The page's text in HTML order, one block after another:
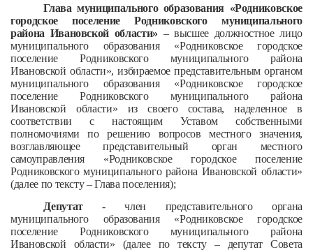
Глава муниципального образования «Родниковское
городское поселение Родниковского муниципального
района Ивановской области» – высшее должностное лицо
муниципального образования «Родниковское городское
поселение Родниковского муниципального района
Ивановской области», избираемое представительным органом
муниципального образования «Родниковское городское
поселение Родниковского муниципального района
Ивановской области»
из своего состава, наделенное в
соответствии с настоящим Уставом собственными
полномочиями по решению вопросов местного значения,
возглавляющее представительный орган местного
самоуправления «Родниковское городское поселение
Родниковского муниципального района Ивановской области»
(далее по тексту – Глава поселения);
Депутат- член представительного органа
муниципального образования «Родниковское городское
поселение Родниковского муниципального района
Ивановской области» (далее по тексту – депутат Совета